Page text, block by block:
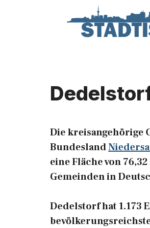
Die kreisangehörige
Bundesland
eine Fläche von
Gemeinden in
Dedelstorf hat 1.173